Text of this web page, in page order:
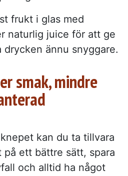
frukt i glas med
naturlig juice för att ge
drycken ännu snyggare.
smak, mindre
kan du ta tillvara
på ett bättre sätt, spara
och alltid ha något